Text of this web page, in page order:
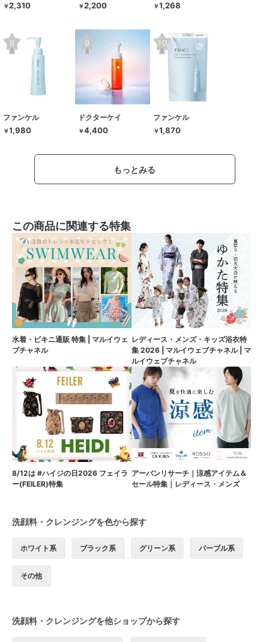
￥2,310 ￥2,200 ￥1,268
ファンケル
￥1,980
ドクターケイ
￥4,400
ファンケル
￥1,870
もっとみる
この商品に関連する特集
水着・ビキニ通販 特集 | マルイウェ
ブチャネル
レディース・メンズ・キッズ浴衣特
集 2026 | マルイウェブチャネル | マ
ルイウェブチャネル
8/12は #ハイジの日2026 フェイラ
ー(FEILER)特集
アーバンリサーチ｜涼感アイテム＆
セール特集｜レディース・メンズ
洗顔料・クレンジングを色から探す
ホワイト系 ブラック系 グリーン系 パープル系
その他
洗顔料・クレンジングを他ショップから探す